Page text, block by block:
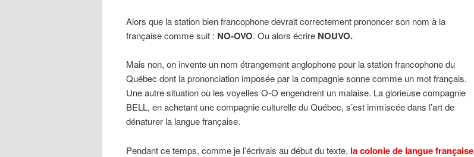
Alors que la station bien francophone devrait correctement prononcer son nom à la
française comme suit : NO-OVO. Ou alors écrire NOUVO.
Mais non, on invente un nom étrangement anglophone pour la station francophone du
Québec dont la prononciation imposée par la compagnie sonne comme un mot français.
Une autre situation où les voyelles O-O engendrent un malaise. La glorieuse compagnie
BELL, en achetant une compagnie culturelle du Québec, s’est immiscée dans l’art de
dénaturer la langue française.
Pendant ce temps, comme je l’écrivais au début du texte, la colonie de langue française